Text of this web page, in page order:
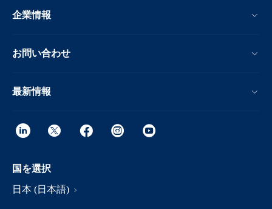
企業情報
お問い合わせ
最新情報
国を選択
日本 (日本語)